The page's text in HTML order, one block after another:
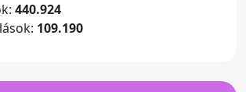
440.924
109.190